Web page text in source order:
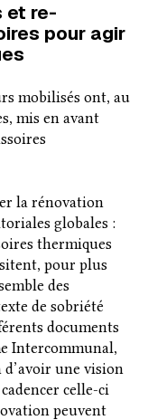
et re-
pour agir
mobilisés ont, au
mis en avant
la rénovation
globales :
thermiques
pour plus
des
de sobriété
documents
Intercommunal,
une vision
celle-ci
peuvent